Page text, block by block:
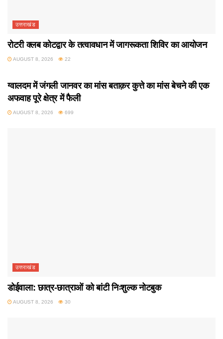
उत्तराखंड
रोटरी क्लब कोटद्वार के तत्वावधान में जागरूकता शिविर का आयोजन
AUGUST 8, 2026 22
ग्वालदम में जंगली जानवर का मांस बताक़र कुत्ते का मांस बेचने की एक
अफवाह पूरे क्षेत्र में फैली
AUGUST 8, 2026 699
उत्तराखंड
डोईवाला: छात्र-छात्राओं को बांटी निःशुल्क नोटबुक
AUGUST 8, 2026 30